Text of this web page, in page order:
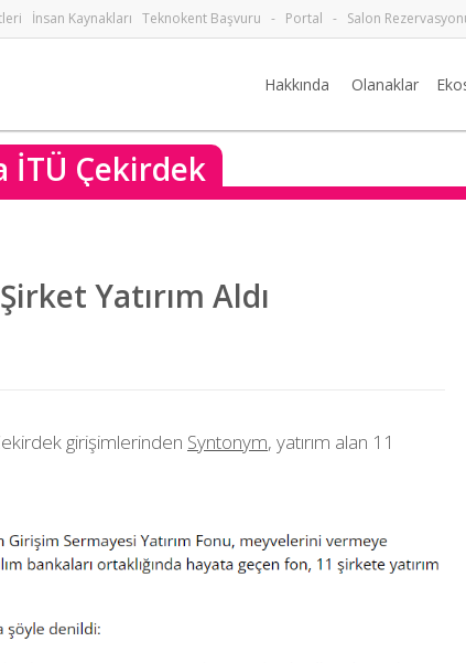
İnsan Kaynakları Teknokent Başvuru - Portal - Salon
Hakkında Olanaklar
İTÜ Çekirdek
Yatırım Aldı
girişimlerinden Syntonym, yatırım alan 11